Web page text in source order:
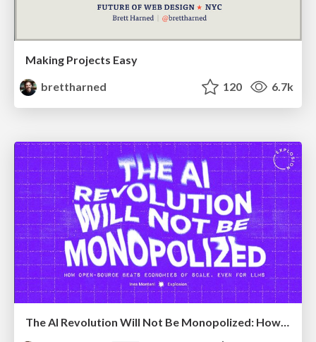
Making Projects Easy
brettharned
120 6.7k
The AI Revolution Will Not Be Monopolized: How open-source beats economies of scale, even for LLMs